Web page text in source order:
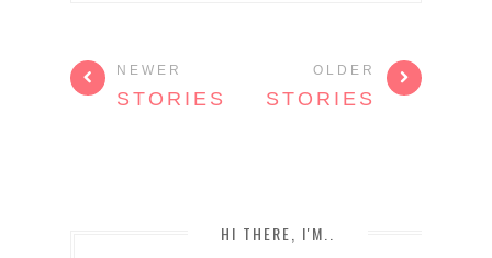
NEWER
STORIES
OLDER
STORIES
HI THERE, I'M..